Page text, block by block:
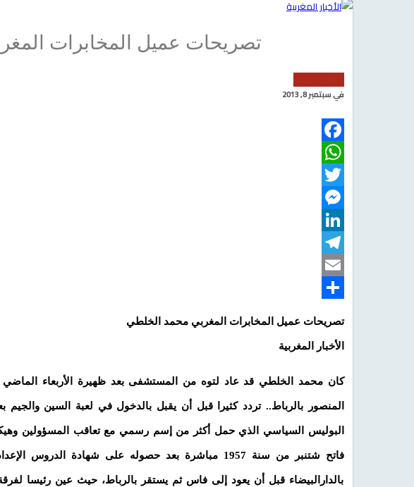
تصريحات عميل المخابرات
تقارير و تحقيقات
فيسبتمبر 8, 2013
Facebook
WhatsApp
Twitter
Messenger
LinkedIn
Telegram
Email
تصريحات عميل المخابرات المغربي محمد الخلطي
الأخبار المغربية
كان محمد الخلطي قد عاد لتوه من المستشفى بعد ظهيرة الأربعاء الماضي
البوليس السياسي الذي حمل أكثر من إسم رسمي مع تعاقب المسؤولين
فاتح شتنبر من سنة 1957 مباشرة بعد حصوله على شهادة
بالدارالبيضاء قبل أن يعود إلى فاس ثم يستقر بالرباط، حيث عين رئيسا